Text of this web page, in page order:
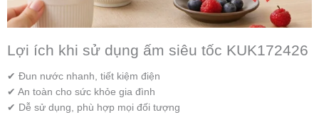
Lợi ích khi sử dụng ấm siêu tốc KUK172426
✔ Đun nước nhanh, tiết kiệm điện
✔ An toàn cho sức khỏe gia đình
✔ Dễ sử dụng, phù hợp mọi đối tượng